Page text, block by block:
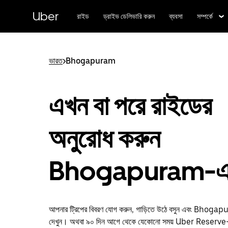
বিষয়সূচিতে
Uber রাইড ড্রাইভ ডেলিভারি করুন ব্যবসা সম্পর্কে
ভারত>Bhogapuram
এখন বা পরে রাইডের
অনুরোধ করুন
Bhogapuram-
আপনার ট্রিপের বিবরণ যোগ করুন, গাড়িতে উঠে বসুন এবং
দেখুন। অথবা ৯০ দিন আগে থেকে যেকোনো সময় Uber Reserve-